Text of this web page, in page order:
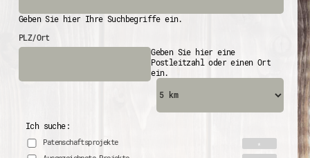
Geben Sie hier Ihre Suchbegriffe ein.
PLZ/Ort
Geben Sie hier eine
Postleitzahl oder einen Ort
ein.
Ich suche:
Patenschaftsprojekte